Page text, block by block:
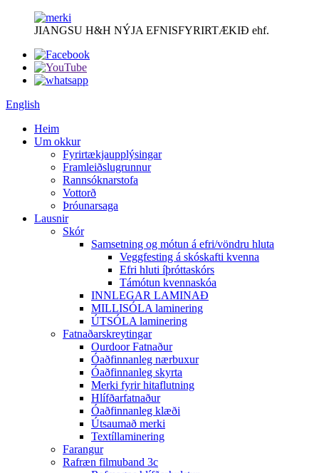
JIANGSU H&H NÝJA EFNISFYRIRTÆKIÐ ehf.
English
Heim
Um okkur
Fyrirtækjaupplýsingar
Framleiðslugrunnur
Rannsóknarstofa
Vottorð
Þróunarsaga
Lausnir
Skór
Samsetning og mótun á efri/vöndru hluta
Veggfesting á skóskafti kvenna
Efri hluti íþróttaskórs
Támótun kvennaskóa
INNLEGAR LAMINAÐ
MILLISÓLA laminering
ÚTSÓLA laminering
Fatnaðarskreytingar
Ourdoor Fatnaður
Óaðfinnanleg nærbuxur
Óaðfinnanleg skyrta
Merki fyrir hitaflutning
Hlífðarfatnaður
Óaðfinnanleg klæði
Útsaumað merki
Textíllaminering
Farangur
Rafræn filmuband 3c